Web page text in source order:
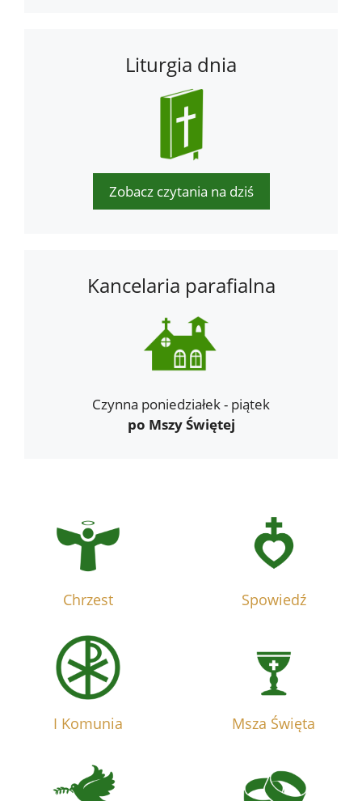
Liturgia dnia
Zobacz czytania na dziś
Kancelaria parafialna
Czynna poniedziałek - piątek
po Mszy Świętej
Chrzest Spowiedź
I Komunia Msza Święta